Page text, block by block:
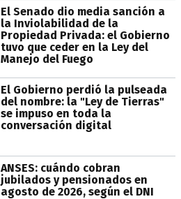
El Senado dio media sanción a
la Inviolabilidad de la
Propiedad Privada: el Gobierno
tuvo que ceder en la Ley del
Manejo del Fuego
El Gobierno perdió la pulseada
del nombre: la "Ley de Tierras"
se impuso en toda la
conversación digital
ANSES: cuándo cobran
jubilados y pensionados en
agosto de 2026, según el DNI